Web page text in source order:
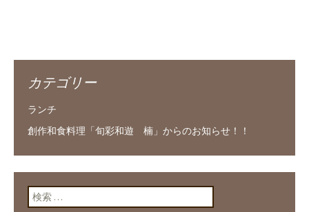
カテゴリー
ランチ
創作和食料理「旬彩和遊 楠」からのお知らせ！！
検索: